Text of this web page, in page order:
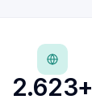
2.623+